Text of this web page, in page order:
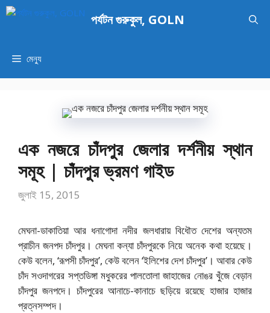
এড়িেয়
পর্যটন গুরুকুল, GOLN
মেন্যু
এক নজরে চাঁদপুর জেলার দর্শনীয় স্থান
সমূহ | চাঁদপুর ভ্রমণ গাইড
জুলাই 15, 2015
মেঘনা-ডাকাতিয়া আর ধনাগোদা নদীর জলধারায় বিধৌত দেশের অন্যতম
প্রাচীন জনপদ চাঁদপুর। মেঘনা কন্যা চাঁদপুরকে নিয়ে অনেক কথা হয়েছে।
কেউ বলেন, ‘রূপসী চাঁদপুর’, কেউ বলেন ‘ইলিশের দেশ চাঁদপুর’। আবার কেউ
চাঁদ সওদাগরের সপ্তডিঙ্গা মধুকরের পালতোলা জাহাজের নোঙর খুঁজে বেড়ান
চাঁদপুর জনপদে। চাঁদপুরের আনাচে-কানাচে ছড়িয়ে রয়েছে হাজার হাজার
প্রত্নসম্পদ।